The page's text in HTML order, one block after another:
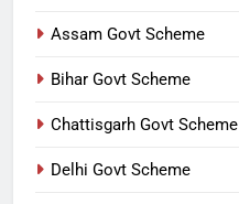
Assam Govt Scheme
Bihar Govt Scheme
Chattisgarh Govt Scheme
Delhi Govt Scheme